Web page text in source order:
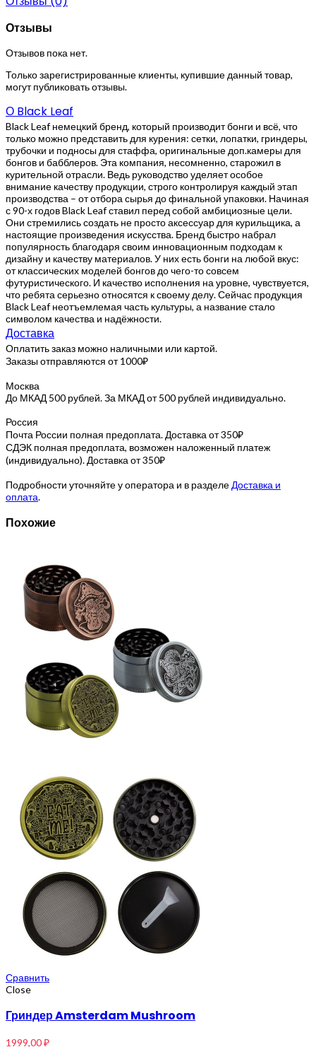
Отзывы
Отзывов пока нет.
Только зарегистрированные клиенты, купившие данный товар,
могут публиковать отзывы.
О Black Leaf
Black Leaf немецкий бренд, который производит бонги и всё, что
только можно представить для курения: сетки, лопатки, гриндеры,
трубочки и подносы для стаффа, оригинальные доп.камеры для
бонгов и бабблеров. Эта компания, несомненно, старожил в
курительной отрасли. Ведь руководство уделяет особое
внимание качеству продукции, строго контролируя каждый этап
производства – от отбора сырья до финальной упаковки. Начиная
с 90-х годов Black Leaf ставил перед собой амбициозные цели.
Они стремились создать не просто аксессуар для курильщика, а
настоящие произведения искусства. Бренд быстро набрал
популярность благодаря своим инновационным подходам к
дизайну и качеству материалов. У них есть бонги на любой вкус:
от классических моделей бонгов до чего-то совсем
футуристического. И качество исполнения на уровне, чувствуется,
что ребята серьезно относятся к своему делу. Сейчас продукция
Black Leaf неотъемлемая часть культуры, а название стало
символом качества и надёжности.
Доставка
Оплатить заказ можно наличными или картой.
Заказы отправляются от 1000₽
Москва
До МКАД 500 рублей. За МКАД от 500 рублей индивидуально.
Россия
Почта России полная предоплата. Доставка от 350₽
СДЭК полная предоплата, возможен наложенный платеж
(индивидуально). Доставка от 350₽
Подробности уточняйте у оператора и в разделе Доставка и
оплата.
Похожие
Сравнить
Close
Гриндер Amsterdam Mushroom
1999,00₽